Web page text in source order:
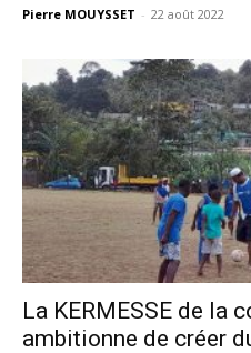
Pierre MOUYSSET - 22 août 2022
La KERMESSE de la
ambitionne de créer